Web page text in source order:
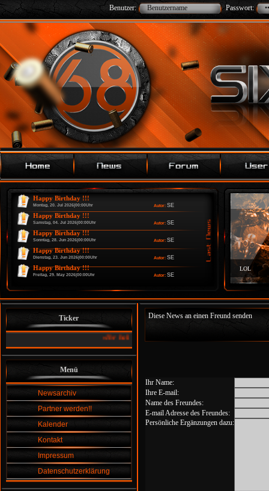
Benutzer: Passwort:
Happy Birthday !!!
Montag, 20. Jul 2026|00:00Uhr Autor: SE
Happy Birthday !!!
Samstag, 04. Jul 2026|00:00Uhr Autor: SE
Happy Birthday !!!
Sonntag, 28. Jun 2026|00:00Uhr Autor: SE
Happy Birthday !!!
Dienstag, 23. Jun 2026|00:00Uhr Autor: SE
Happy Birthday !!!
Freitag, 29. May 2026|00:00Uhr Autor: SE
LOL
Ticker
Ihr habt Spaß an einer Gemeinschaft und am Zocken ....:
Menü
Newsarchiv
Partner werden!!
Kalender
Kontakt
Impressum
Datenschutzerklärung
Diese News an einen Freund senden
Ihr Name:
Ihre E-mail:
Name des Freundes:
E-mail Adresse des Freundes:
Persönliche Ergänzungen dazu: